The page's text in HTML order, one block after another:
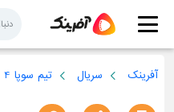
آفرینک سریال تیم سوپا 4